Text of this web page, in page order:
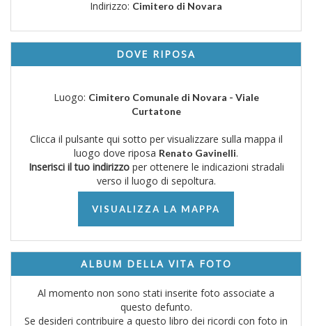
Indirizzo: Cimitero di Novara
DOVE RIPOSA
Luogo: Cimitero Comunale di Novara - Viale
Curtatone
Clicca il pulsante qui sotto per visualizzare sulla mappa il
luogo dove riposa Renato Gavinelli.
Inserisci il tuo indirizzoper ottenere le indicazioni stradali
verso il luogo di sepoltura.
VISUALIZZA LA MAPPA
ALBUM DELLA VITA FOTO
Al momento non sono stati inserite foto associate a
questo defunto.
Se desideri contribuire a questo libro dei ricordi con foto in